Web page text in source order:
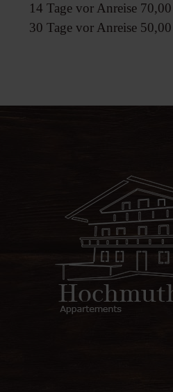
14 Tage vor Anreise
30 Tage vor Anreise